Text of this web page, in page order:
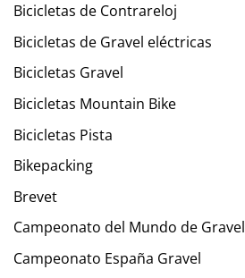
Bicicletas de Contrareloj
Bicicletas de Gravel eléctricas
Bicicletas Gravel
Bicicletas Mountain Bike
Bicicletas Pista
Bikepacking
Brevet
Campeonato del Mundo de Gravel
Campeonato España Gravel